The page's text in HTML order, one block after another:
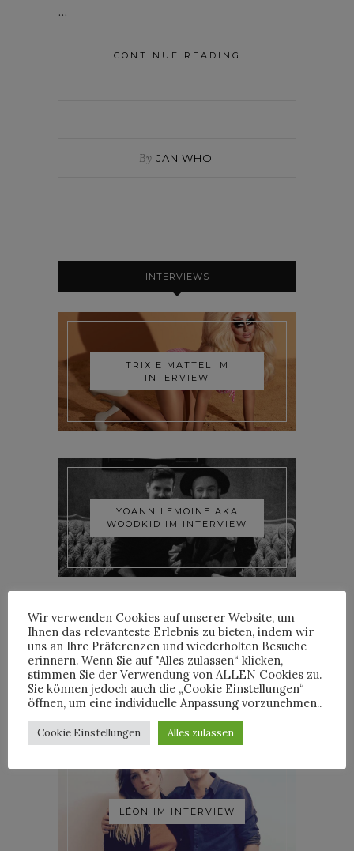
…
CONTINUE READING
By JAN WHO
INTERVIEWS
TRIXIE MATTEL IM
INTERVIEW
YOANN LEMOINE AKA
WOODKID IM INTERVIEW
ROOSEVELT IM INTERVIEW
LÉON IM INTERVIEW
Wir verwenden Cookies auf unserer Website, um
Ihnen das relevanteste Erlebnis zu bieten, indem wir
uns an Ihre Präferenzen und wiederholten Besuche
erinnern. Wenn Sie auf "Alles zulassen“ klicken,
stimmen Sie der Verwendung von ALLEN Cookies zu.
Sie können jedoch auch die „Cookie Einstellungen“
öffnen, um eine individuelle Anpassung vorzunehmen..
Cookie Einstellungen Alles zulassen